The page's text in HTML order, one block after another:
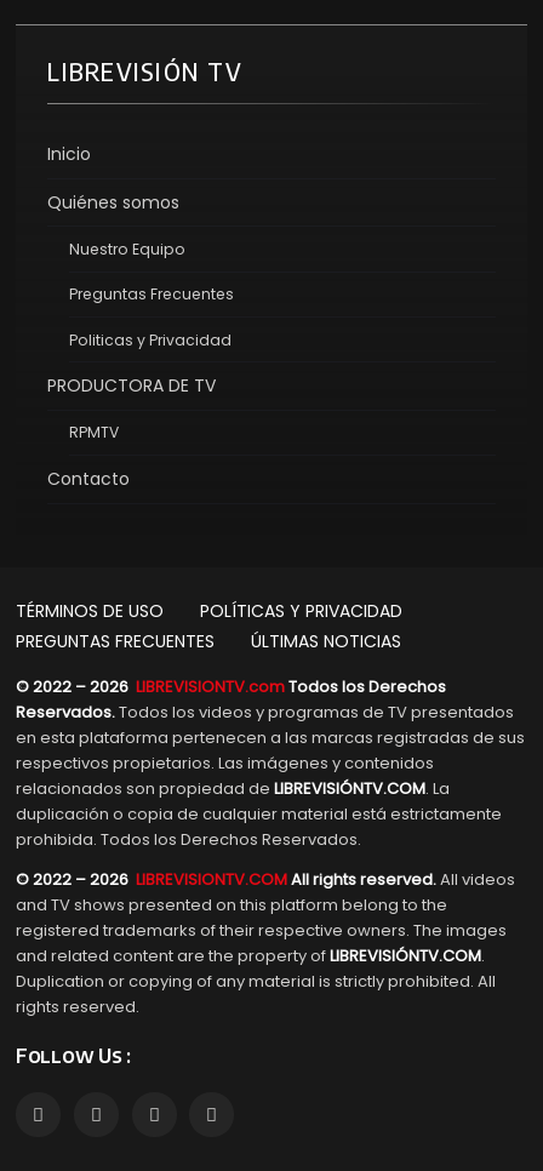
LIBREVISIÓN TV
Inicio
Quiénes somos
Nuestro Equipo
Preguntas Frecuentes
Politicas y Privacidad
PRODUCTORA DE TV
RPMTV
Contacto
TÉRMINOS DE USO
POLÍTICAS Y PRIVACIDAD
PREGUNTAS FRECUENTES
ÚLTIMAS NOTICIAS
© 2022 – 2026LIBREVISIONTV.comTodos los Derechos
Reservados.Todos los videos y programas de TV presentados
en esta plataforma pertenecen a las marcas registradas de sus
respectivos propietarios. Las imágenes y contenidos
relacionados son propiedad deLIBREVISIÓNTV.COM. La
duplicación o copia de cualquier material está estrictamente
prohibida. Todos los Derechos Reservados.
© 2022 – 2026LIBREVISIONTV.COMAll rights reserved.All videos
and TV shows presented on this platform belong to the
registered trademarks of their respective owners. The images
and related content are the property ofLIBREVISIÓNTV.COM.
Duplication or copying of any material is strictly prohibited. All
rights reserved.
Follow Us :